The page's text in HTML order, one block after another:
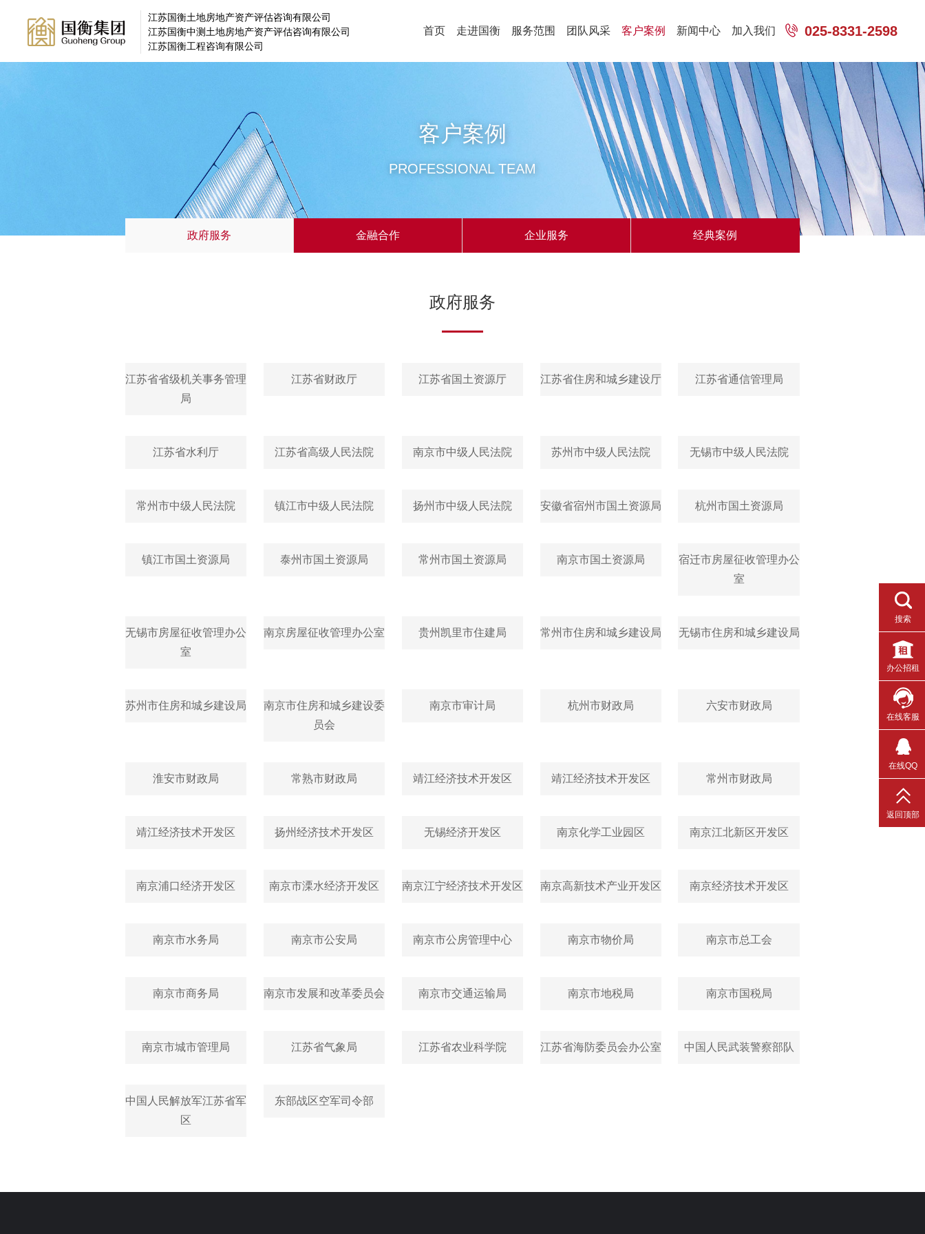
江苏国衡土地房地产资产评估咨询有限公司
江苏国衡中测土地房地产资产评估咨询有限公司
江苏国衡工程咨询有限公司
025-8331-2598
首页 走进国衡 服务范围 团队风采 客户案例 新闻中心 加入我们
客户案例
PROFESSIONAL TEAM
政府服务 金融合作 企业服务 经典案例
政府服务
江苏省省级机关事务管理
局
江苏省财政厅 江苏省国土资源厅 江苏省住房和城乡建设厅 江苏省通信管理局
江苏省水利厅 江苏省高级人民法院 南京市中级人民法院 苏州市中级人民法院 无锡市中级人民法院
常州市中级人民法院 镇江市中级人民法院 扬州市中级人民法院 安徽省宿州市国土资源局 杭州市国土资源局
镇江市国土资源局 泰州市国土资源局 常州市国土资源局 南京市国土资源局
宿迁市房屋征收管理办公
室
无锡市房屋征收管理办公
室
南京房屋征收管理办公室 贵州凯里市住建局 常州市住房和城乡建设局 无锡市住房和城乡建设局
苏州市住房和城乡建设局
南京市住房和城乡建设委
员会
南京市审计局 杭州市财政局 六安市财政局
淮安市财政局 常熟市财政局 靖江经济技术开发区 靖江经济技术开发区 常州市财政局
靖江经济技术开发区 扬州经济技术开发区 无锡经济开发区 南京化学工业园区 南京江北新区开发区
南京浦口经济开发区 南京市溧水经济开发区 南京江宁经济技术开发区 南京高新技术产业开发区 南京经济技术开发区
南京市水务局 南京市公安局 南京市公房管理中心 南京市物价局 南京市总工会
南京市商务局 南京市发展和改革委员会 南京市交通运输局 南京市地税局 南京市国税局
南京市城市管理局 江苏省气象局 江苏省农业科学院 江苏省海防委员会办公室 中国人民武装警察部队
中国人民解放军江苏省军
区
东部战区空军司令部
搜索
办公招租
在线客服
在线QQ
返回顶部